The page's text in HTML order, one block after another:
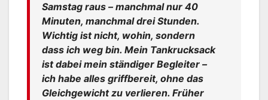
Samstag raus – manchmal nur 40
Minuten, manchmal drei Stunden.
Wichtig ist nicht, wohin, sondern
dass ich weg bin. Mein Tankrucksack
ist dabei mein ständiger Begleiter –
ich habe alles griffbereit, ohne das
Gleichgewicht zu verlieren. Früher